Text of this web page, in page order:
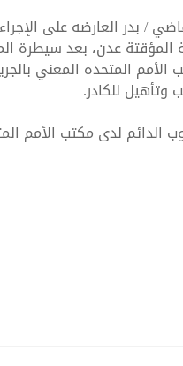
الموارد
/ بدر العارضه على
المؤقتة عدن، بعد سيطرة
الأمم المتحده المعني
وتأهيل للكادر.
الدائم لدى مكتب الأمم